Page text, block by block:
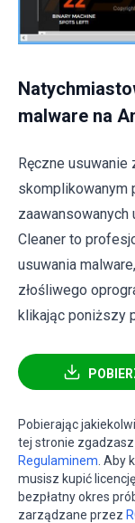
malware na
Ręczne usuwanie
skomplikowanym
zaawansowanych
Cleaner to
usuwania
złośliwego
klikając poniższy
Pobierając
tej stronie zgadzasz
Regulaminem . Aby
musisz kupić
bezpłatny okres
zarządzane przez